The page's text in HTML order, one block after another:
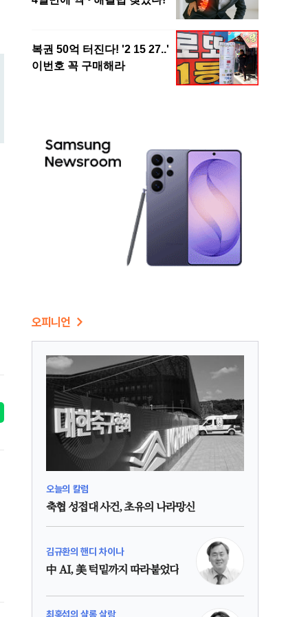
오피니언
오늘의 칼럼
축협 성접대 사건, 초유의 나라망신
김규환의 핸디 차이나
中 AI, 美 턱밑까지 따라붙었다
최홍섭의 샬롬 살람